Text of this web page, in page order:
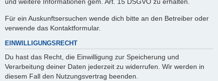
und weitere Informationen gem. Art. 15 DSGVO zu erhalten.
Für ein Auskunftsersuchen wende dich bitte an den Betreiber oder
verwende das Kontaktformular.
EINWILLIGUNGSRECHT
Du hast das Recht, die Einwilligung zur Speicherung und
Verarbeitung deiner Daten jederzeit zu widerrufen. Wir werden in
diesem Fall den Nutzungsvertrag beenden.